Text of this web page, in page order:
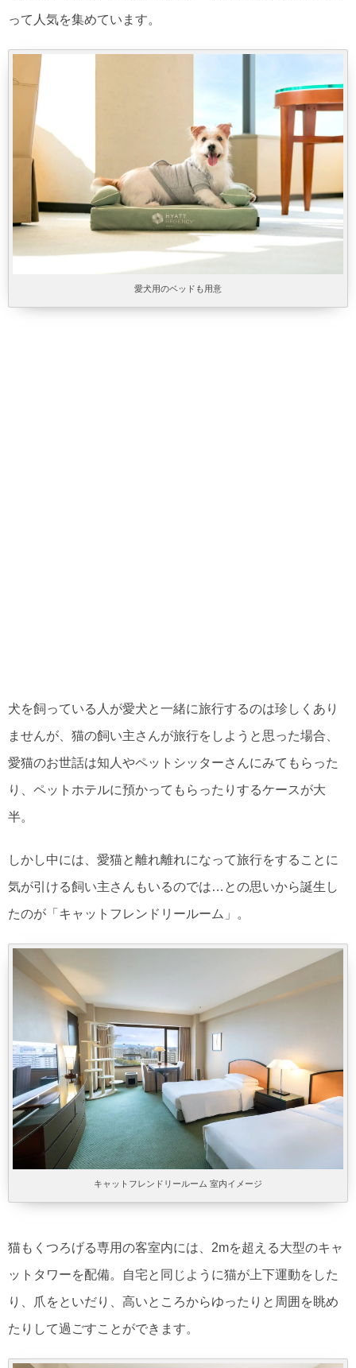
って人気を集めています。
愛犬用のベッドも用意
犬を飼っている人が愛犬と一緒に旅行するのは珍しくあり
ませんが、猫の飼い主さんが旅行をしようと思った場合、
愛猫のお世話は知人やペットシッターさんにみてもらった
り、ペットホテルに預かってもらったりするケースが大
半。
しかし中には、愛猫と離れ離れになって旅行をすることに
気が引ける飼い主さんもいるのでは…との思いから誕生し
たのが「キャットフレンドリールーム」。
キャットフレンドリールーム 室内イメージ
猫もくつろげる専用の客室内には、2mを超える大型のキャ
ットタワーを配備。自宅と同じように猫が上下運動をした
り、爪をといだり、高いところからゆったりと周囲を眺め
たりして過ごすことができます。